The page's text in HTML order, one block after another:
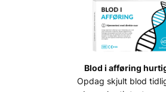
Blod i afføring
Opdag skjult blod